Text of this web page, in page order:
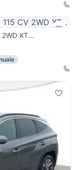
XT...